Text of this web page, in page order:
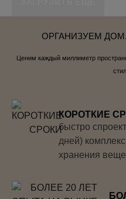
ОРГАНИЗУЕМ
Ценим каждый миллиметр
КОРОТКИЕ
быстро
дней)
хранения